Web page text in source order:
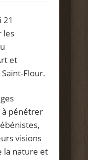
les
et
Flour.
à pénétrer
visions
la nature et